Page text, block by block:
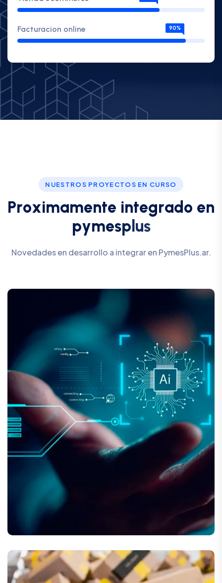
Facturacion online 90%
NUESTROS PROYECTOS EN CURSO
Proximamente integrado en
pymesp us
Novedades en desarrollo a integrar en PymesPlus.ar.